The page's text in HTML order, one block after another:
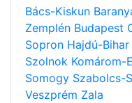
Bács-Kiskun
Zemplén Budapest
Sopron Hajdú-Bihar
Szolnok Komárom-
Somogy Szabolcs-
Veszprém Zala